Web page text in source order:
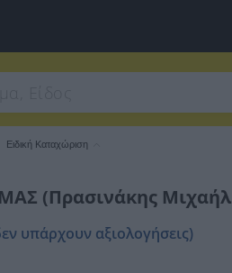
Ειδική Καταχώριση
(Πρασινάκης
υπάρχουν αξιολογήσεις)